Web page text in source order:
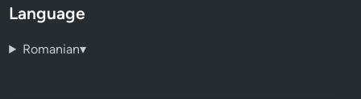
Language
Romanian▾